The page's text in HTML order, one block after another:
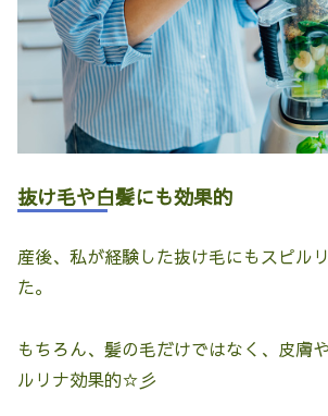
抜け毛や白髪にも効果的
産後、私が経験した抜け毛にもスピル
た。
もちろん、髪の毛だけではなく、皮膚
ルリナ効果的☆彡